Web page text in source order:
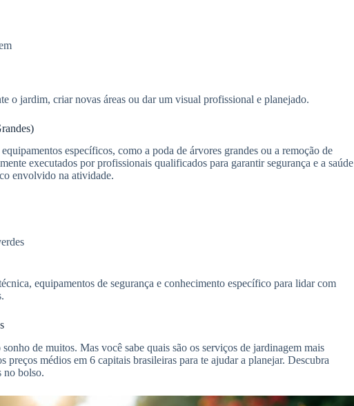
o jardim, criar novas áreas ou dar um visual profissional e planejado.
específicos, como a poda de árvores grandes ou a remoção de
executados por profissionais qualificados para garantir segurança e a saúde
envolvido na atividade.
equipamentos de segurança e conhecimento específico para lidar com
de muitos. Mas você sabe quais são os serviços de jardinagem mais
preços médios em 6 capitais brasileiras para te ajudar a planejar. Descubra
no bolso.